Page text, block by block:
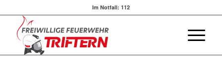
Im Notfall: 112